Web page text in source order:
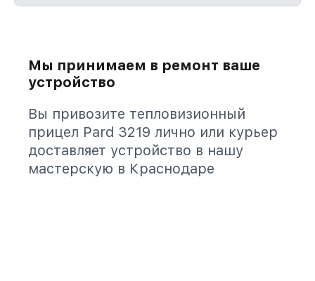
Мы принимаем в ремонт ваше
устройство
Вы привозите тепловизионный
прицел Pard 3219 лично или курьер
доставляет устройство в нашу
мастерскую в Краснодаре